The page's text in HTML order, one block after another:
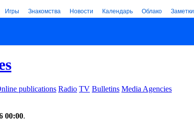
Игры Знакомства Новости Календарь Облако Заметки
publications Radio TV Bulletins Media Agencies
00:00.